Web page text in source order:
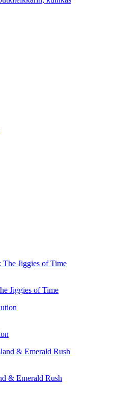
Jiggies of Time
& Emerald Rush